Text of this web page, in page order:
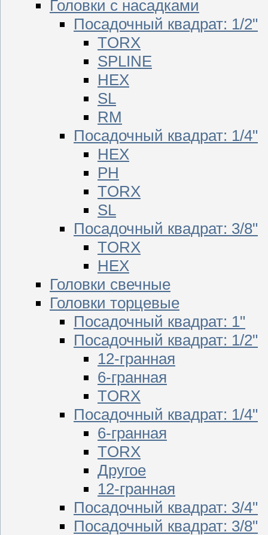
Головки с насадками
Посадочный квадрат: 1/2"
TORX
SPLINE
HEX
SL
RM
Посадочный квадрат: 1/4"
HEX
PH
TORX
SL
Посадочный квадрат: 3/8"
TORX
HEX
Головки свечные
Головки торцевые
Посадочный квадрат: 1"
Посадочный квадрат: 1/2"
12-гранная
6-гранная
TORX
Посадочный квадрат: 1/4"
6-гранная
TORX
Другое
12-гранная
Посадочный квадрат: 3/4"
Посадочный квадрат: 3/8"